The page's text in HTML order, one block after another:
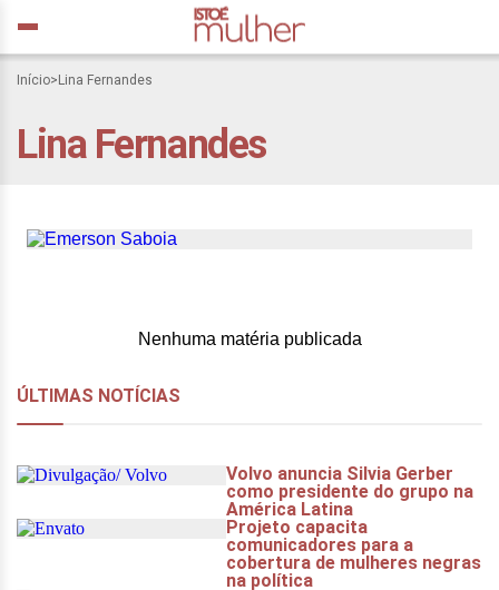
Início> Lina Fernandes
Lina Fernandes
Podcast ‘O tráfico de
pessoas existe e precisa
ser enfrentado’ – #01
Nenhuma matéria publicada